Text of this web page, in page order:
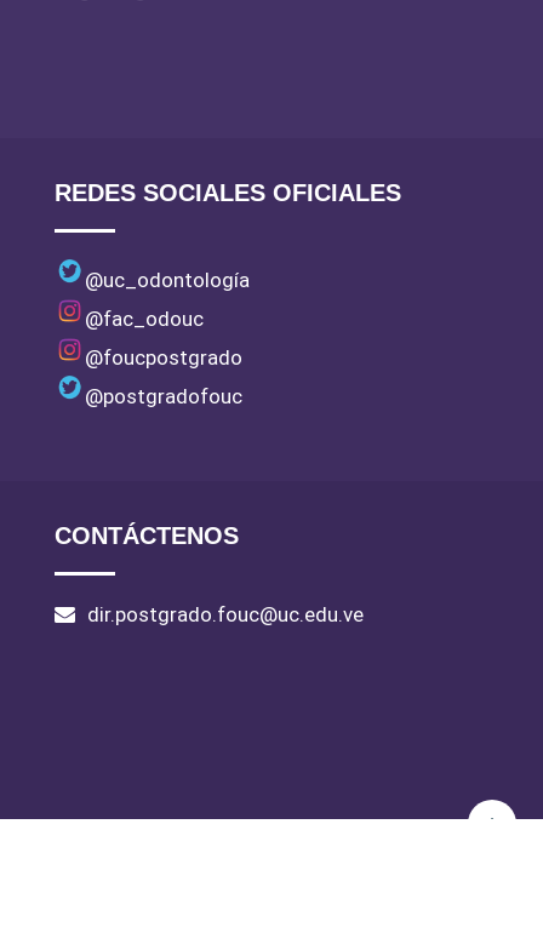
REDES SOCIALES OFICIALES
@uc_odontología
@fac_odouc
@foucpostgrado
@postgradofouc
CONTÁCTENOS
dir.postgrado.fouc@uc.edu.ve